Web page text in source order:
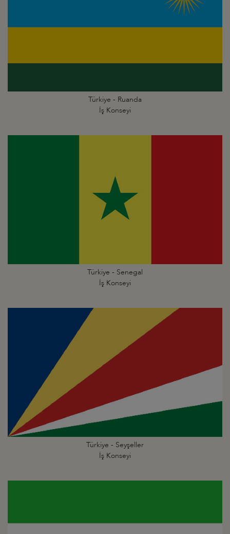
Türkiye - Ruanda
İş Konseyi
Türkiye - Senegal
İş Konseyi
Türkiye - Seyşeller
İş Konseyi